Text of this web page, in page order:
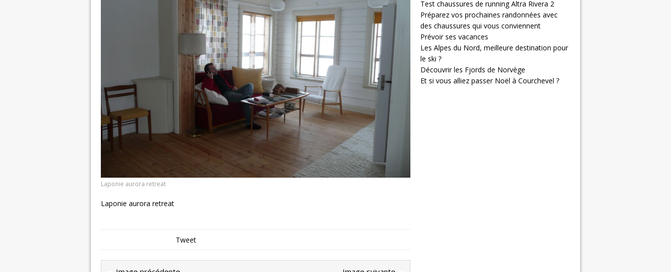
Laponie aurora retreat
Laponie aurora retreat
Tweet
Test chaussures de running Altra Rivera 2
Préparez vos prochaines randonnées avec
des chaussures qui vous conviennent
Prévoir ses vacances
Les Alpes du Nord, meilleure destination pour
le ski ?
Découvrir les Fjords de Norvège
Et si vous alliez passer Noël à Courchevel ?